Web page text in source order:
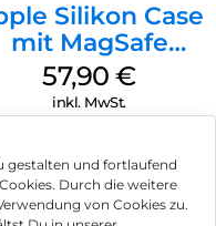
gestalten und fortlaufend
Durch die weitere
von Cookies zu.
Silikon Case
mit MagSafe
iPhone 14 Pro
(PRODUCT)RED
57,90€
inkl. MwSt.